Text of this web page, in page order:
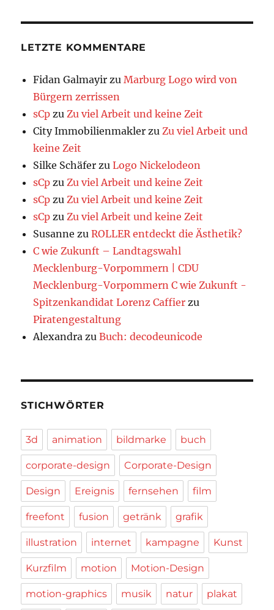
LETZTE KOMMENTARE
Fidan Galmayir zuMarburg Logo wird von
Bürgern zerrissen
sCp zuZu viel Arbeit und keine Zeit
City Immobilienmakler zuZu viel Arbeit und
keine Zeit
Silke Schäfer zuLogo Nickelodeon
sCp zuZu viel Arbeit und keine Zeit
sCp zuZu viel Arbeit und keine Zeit
sCp zuZu viel Arbeit und keine Zeit
Susanne zuROLLER entdeckt die Ästhetik?
C wie Zukunft – Landtagswahl
Mecklenburg-Vorpommern | CDU
Mecklenburg-Vorpommern C wie Zukunft -
Spitzenkandidat Lorenz Caffier zu
Piratengestaltung
Alexandra zuBuch: decodeunicode
STICHWÖRTER
3d animation bildmarke buch
corporate-design Corporate-Design
Design Ereignis fernsehen film
freefont fusion getränk grafik
illustration internet kampagne Kunst
Kurzfilm motion Motion-Design
motion-graphics musik natur plakat